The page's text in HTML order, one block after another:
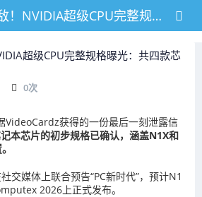
Intel、AMD劲敌！NVIDIA超级CPU完整规格曝光：共四款芯片
超级CPU完整规格曝光：共四款芯
0次
VideoCardz获得的一份最后一刻泄露信
本芯片的初步规格已确认，涵盖N1X和
交媒体上联合预告“PC新时代”，预计N1
2026上正式发布。